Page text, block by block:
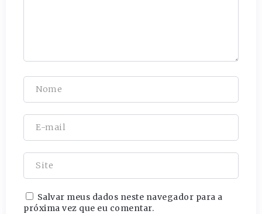
Salvar meus dados neste navegador para a
próxima vez que eu comentar.